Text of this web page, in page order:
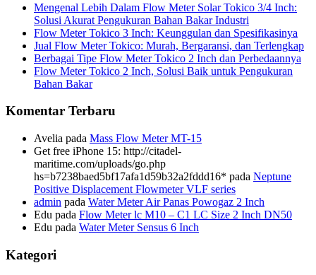
Mengenal Lebih Dalam Flow Meter Solar Tokico 3/4 Inch:
Solusi Akurat Pengukuran Bahan Bakar Industri
Flow Meter Tokico 3 Inch: Keunggulan dan Spesifikasinya
Jual Flow Meter Tokico: Murah, Bergaransi, dan Terlengkap
Berbagai Tipe Flow Meter Tokico 2 Inch dan Perbedaannya
Flow Meter Tokico 2 Inch, Solusi Baik untuk Pengukuran
Bahan Bakar
Komentar Terbaru
Avelia pada Mass Flow Meter MT-15
Get free iPhone 15: http://citadel-
maritime.com/uploads/go.php
hs=b7238baed5bf17afa1d59b32a2fddd16* pada Neptune
Positive Displacement Flowmeter VLF series
admin pada Water Meter Air Panas Powogaz 2 Inch
Edu pada Flow Meter lc M10 – C1 LC Size 2 Inch DN50
Edu pada Water Meter Sensus 6 Inch
Kategori